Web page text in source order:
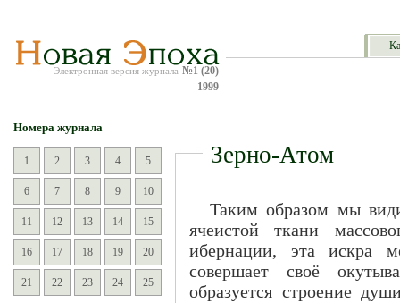
Электронная версия журнала №1 (20)
1999
Номера журнала
1 2 3 4 5
6 7 8 9 10
11 12 13 14 15
16 17 18 19 20
21 22 23 24 25
Зерно-Атом
Таким образом мы
ячеистой ткани
ибернации, эта искра
совершает своё
образуется строение